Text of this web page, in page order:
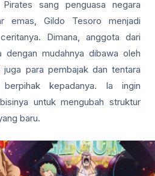
sang penguasa negara
emas, Gildo Tesoro menjadi
Dimana, anggota dari
dengan mudahnya dibawa oleh
para pembajak dan tentara
kepadanya. Ia ingin
untuk mengubah struktur
baru.